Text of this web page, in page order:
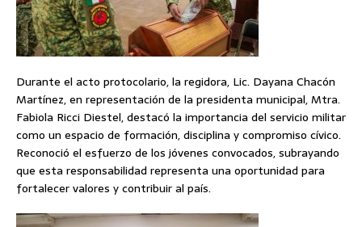
Durante el acto protocolario, la regidora, Lic. Dayana Chacón
Martínez, en representación de la presidenta municipal, Mtra.
Fabiola Ricci Diestel, destacó la importancia del servicio militar
como un espacio de formación, disciplina y compromiso cívico.
Reconoció el esfuerzo de los jóvenes convocados, subrayando
que esta responsabilidad representa una oportunidad para
fortalecer valores y contribuir al país.